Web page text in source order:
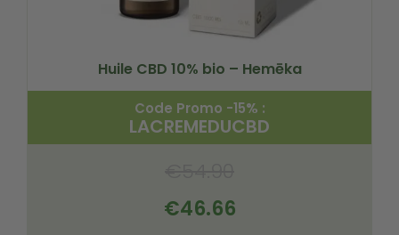
Huile CBD 10% bio – Hemēka
Code Promo -15% :
LACREMEDUCBD
€46.66